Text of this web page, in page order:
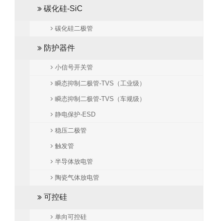
碳化硅-SiC
碳化硅二极管
防护器件
小信号开关管
瞬态抑制二极管-TVS（工业级）
瞬态抑制二极管-TVS（车规级）
静电保护-ESD
稳压二极管
触发管
半导体放电管
陶瓷气体放电管
可控硅
单向可控硅